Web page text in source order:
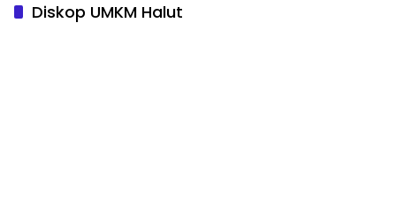
Diskop UMKM Halut